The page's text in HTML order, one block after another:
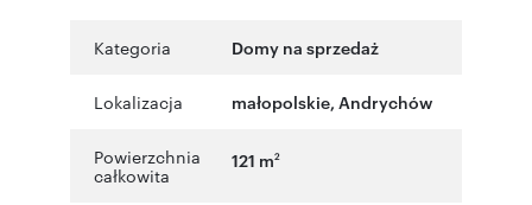
Kategoria Domy na sprzedaż
Lokalizacja małopolskie, Andrychów
Powierzchnia
całkowita
121 m2